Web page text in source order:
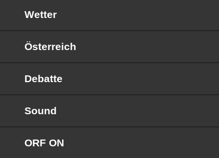
Wetter
Österreich
Debatte
Sound
ORF ON